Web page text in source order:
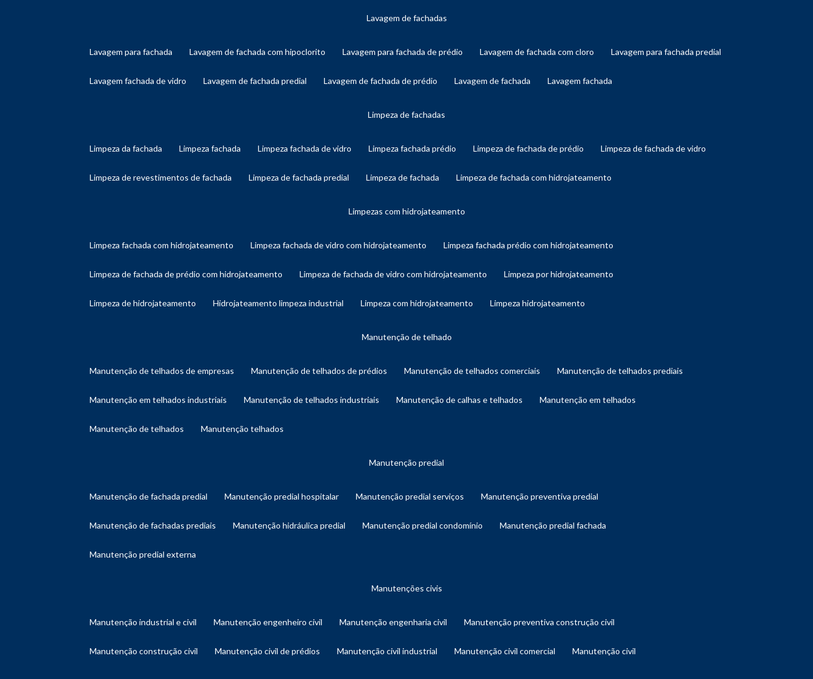
lavagem de fachadas
lavagem para fachada lavagem de fachada com hipoclorito lavagem para fachada de prédio lavagem de fachada com cloro lavagem para fachada predial
lavagem fachada de vidro lavagem de fachada predial lavagem de fachada de prédio lavagem de fachada lavagem fachada
limpeza de fachadas
limpeza da fachada limpeza fachada limpeza fachada de vidro limpeza fachada prédio limpeza de fachada de prédio limpeza de fachada de vidro
limpeza de revestimentos de fachada limpeza de fachada predial limpeza de fachada limpeza de fachada com hidrojateamento
limpezas com hidrojateamento
limpeza fachada com hidrojateamento limpeza fachada de vidro com hidrojateamento limpeza fachada prédio com hidrojateamento
limpeza de fachada de prédio com hidrojateamento limpeza de fachada de vidro com hidrojateamento limpeza por hidrojateamento
limpeza de hidrojateamento hidrojateamento limpeza industrial limpeza com hidrojateamento limpeza hidrojateamento
manutenção de telhado
manutenção de telhados de empresas manutenção de telhados de prédios manutenção de telhados comerciais manutenção de telhados prediais
manutenção em telhados industriais manutenção de telhados industriais manutenção de calhas e telhados manutenção em telhados
manutenção de telhados manutenção telhados
manutenção predial
manutenção de fachada predial manutenção predial hospitalar manutenção predial serviços manutenção preventiva predial
manutenção de fachadas prediais manutenção hidráulica predial manutenção predial condomínio manutenção predial fachada
manutenção predial externa
manutenções civis
manutenção industrial e civil manutenção engenheiro civil manutenção engenharia civil manutenção preventiva construção civil
manutenção construção civil manutenção civil de prédios manutenção civil industrial manutenção civil comercial manutenção civil